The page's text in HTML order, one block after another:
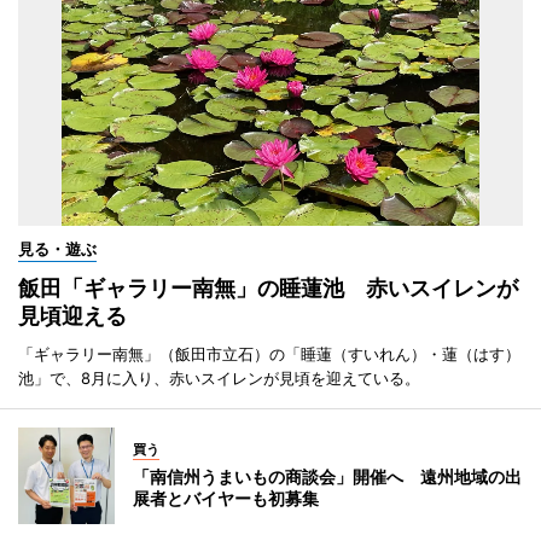
見る・遊ぶ
飯田「ギャラリー南無」の睡蓮池 赤いスイレンが
見頃迎える
「ギャラリー南無」（飯田市立石）の「睡蓮（すいれん）・蓮（はす）
池」で、8月に入り、赤いスイレンが見頃を迎えている。
買う
「南信州うまいもの商談会」開催へ 遠州地域の出
展者とバイヤーも初募集